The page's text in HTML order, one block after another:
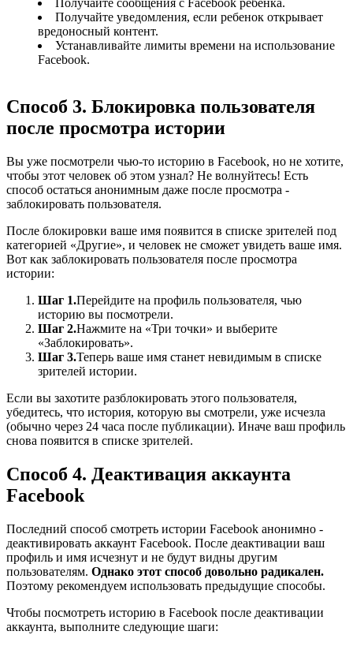
Получайте сообщения с Facebook ребенка.
Получайте уведомления, если ребенок открывает
вредоносный контент.
Устанавливайте лимиты времени на использование
Facebook.
Способ 3. Блокировка пользователя
после просмотра истории
Вы уже посмотрели чью-то историю в Facebook, но не хотите,
чтобы этот человек об этом узнал? Не волнуйтесь! Есть
способ остаться анонимным даже после просмотра -
заблокировать пользователя.
После блокировки ваше имя появится в списке зрителей под
категорией «Другие», и человек не сможет увидеть ваше имя.
Вот как заблокировать пользователя после просмотра
истории:
Шаг 1.Перейдите на профиль пользователя, чью
историю вы посмотрели.
Шаг 2.Нажмите на «Три точки» и выберите
«Заблокировать».
Шаг 3.Теперь ваше имя станет невидимым в списке
зрителей истории.
Если вы захотите разблокировать этого пользователя,
убедитесь, что история, которую вы смотрели, уже исчезла
(обычно через 24 часа после публикации). Иначе ваш профиль
снова появится в списке зрителей.
Способ 4. Деактивация аккаунта
Facebook
Последний способ смотреть истории Facebook анонимно -
деактивировать аккаунт Facebook. После деактивации ваш
профиль и имя исчезнут и не будут видны другим
пользователям. Однако этот способ довольно радикален.
Поэтому рекомендуем использовать предыдущие способы.
Чтобы посмотреть историю в Facebook после деактивации
аккаунта, выполните следующие шаги: